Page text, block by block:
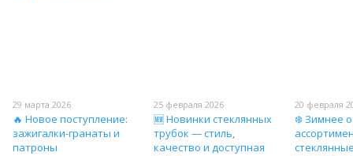
29 марта 2026
🔥 Новое поступление:
зажигалки-гранаты и
патроны
25 февраля 2026
🆕 Новинки стеклянных
трубок — стиль,
качество и доступная
20 февраля
❄️ Зимнее